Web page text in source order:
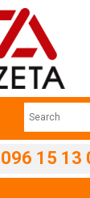
096 15 13